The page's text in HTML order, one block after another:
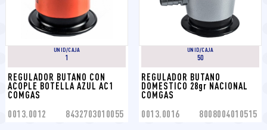
UNID/CAJA
1
REGULADOR BUTANO CON
ACOPLE BOTELLA AZUL AC1
COMGAS
0013.0012 8432703010055
UNID/CAJA
50
REGULADOR BUTANO
DOMESTICO 28gr NACIONAL
COMGAS
0013.0016 8008004010515